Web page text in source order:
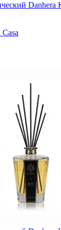
Danhera